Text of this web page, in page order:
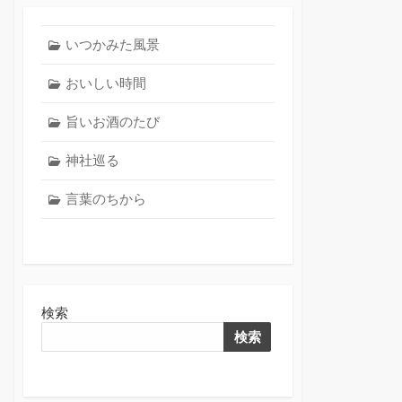
いつかみた風景
おいしい時間
旨いお酒のたび
神社巡る
言葉のちから
検索
検索